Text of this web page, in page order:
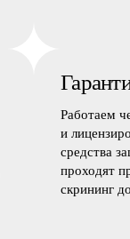
Работаем
и
средства
проходят
скрининг